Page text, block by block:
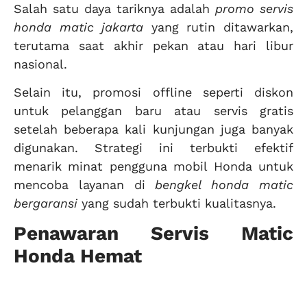
Salah satu daya tariknya adalah promo servis
honda matic jakarta yang rutin ditawarkan,
terutama saat akhir pekan atau hari libur
nasional.
Selain itu, promosi offline seperti diskon
untuk pelanggan baru atau servis gratis
setelah beberapa kali kunjungan juga banyak
digunakan. Strategi ini terbukti efektif
menarik minat pengguna mobil Honda untuk
mencoba layanan di bengkel honda matic
bergaransi yang sudah terbukti kualitasnya.
Penawaran Servis Matic
Honda Hemat